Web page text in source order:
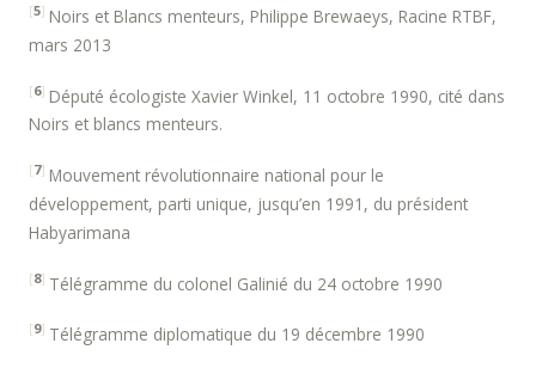
[5] Noirs et Blancs menteurs, Philippe Brewaeys, Racine RTBF,
mars 2013
[6] Député écologiste Xavier Winkel, 11 octobre 1990, cité dans
Noirs et blancs menteurs.
[7] Mouvement révolutionnaire national pour le
développement, parti unique, jusqu’en 1991, du président
Habyarimana
[8] Télégramme du colonel Galinié du 24 octobre 1990
[9] Télégramme diplomatique du 19 décembre 1990